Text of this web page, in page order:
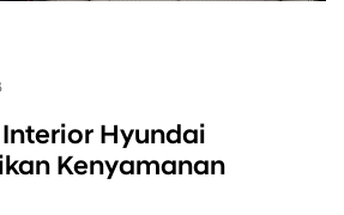
Hyundai
Kenyamanan